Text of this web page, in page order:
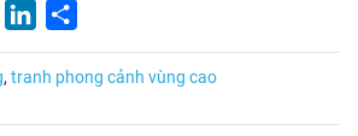
LinkedIn
, tranh phong cảnh vùng cao